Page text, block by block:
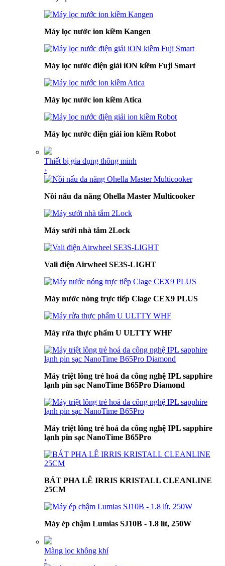
Máy lọc nước ion kiềm Kangen
Máy lọc nước điện giải iON kiềm Fuji Smart
Máy lọc nước ion kiềm Atica
Máy lọc nước điện giải ion kiềm Robot
Thiết bị gia dụng thông minh
›
Nồi nấu đa năng Ohella Master Multicooker
Máy sưởi nhà tắm 2Lock
Vali điện Airwheel SE3S-LIGHT
Máy nước nóng trực tiếp Clage CEX9 PLUS
Máy rửa thực phẩm U ULTTY WHF
Máy triệt lông trẻ hoá da công nghệ IPL sapphire
lạnh pin sạc NanoTime B65Pro Diamond
Máy triệt lông trẻ hoá da công nghệ IPL sapphire
lạnh pin sạc NanoTime B65Pro
BÁT PHA LÊ IRRIS KRISTALL CLEANLINE
25CM
Máy ép chậm Lumias SJ10B - 1.8 lít, 250W
Màng lọc không khí
›